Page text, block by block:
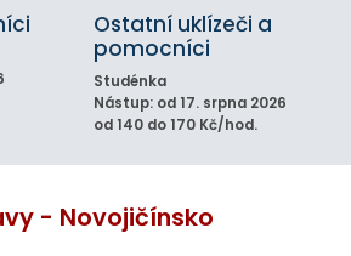
Ostatní uklízeči a
pomocníci
Studénka
Nástup: od 17. srpna 2026
od 140 do 170 Kč/hod.
- Novojičínsko